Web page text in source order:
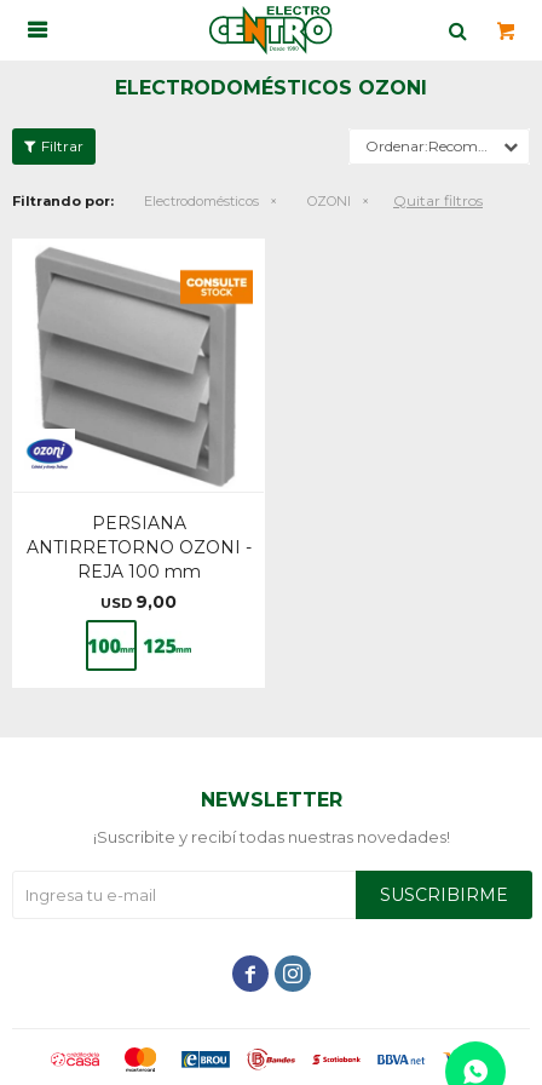

ELECTRODOMÉSTICOS OZONI
Recomendados
Filtrando por: Electrodomésticos OZONI Quitar filtros
PERSIANA
ANTIRRETORNO OZONI -
REJA 100 mm
USD 9,00
NEWSLETTER
¡Suscribite y recibí todas nuestras novedades!
SUSCRIBIRME
 